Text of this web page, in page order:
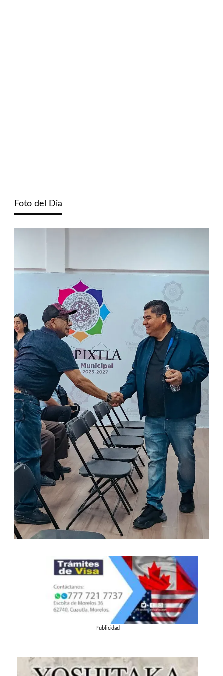
Foto del Dia
Publicidad